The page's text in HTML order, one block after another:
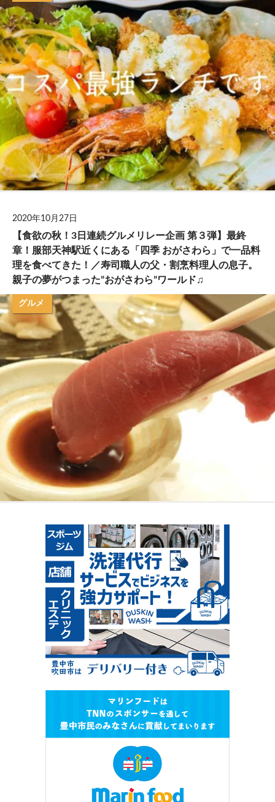
2020年10月27日
【食欲の秋！3日連続グルメリレー企画 第３弾】最終
章！服部天神駅近くにある「四季 おがさわら」で一品料
理を食べてきた！／寿司職人の父・割烹料理人の息子。
親子の夢がつまった”おがさわら”ワールド♫
グルメ